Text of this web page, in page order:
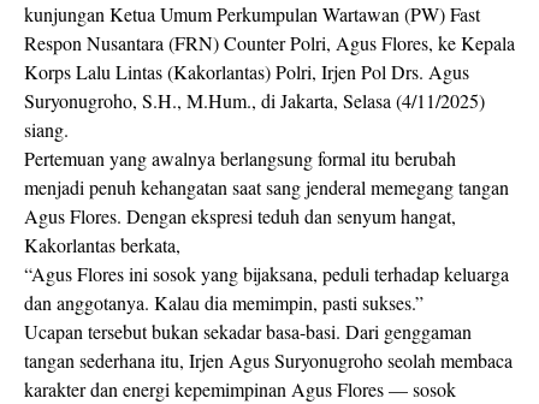
kunjungan Ketua Umum Perkumpulan Wartawan (PW) Fast
Respon Nusantara (FRN) Counter Polri, Agus Flores, ke Kepala
Korps Lalu Lintas (Kakorlantas) Polri, Irjen Pol Drs. Agus
Suryonugroho, S.H., M.Hum., di Jakarta, Selasa (4/11/2025)
siang.
Pertemuan yang awalnya berlangsung formal itu berubah
menjadi penuh kehangatan saat sang jenderal memegang tangan
Agus Flores. Dengan ekspresi teduh dan senyum hangat,
Kakorlantas berkata,
“Agus Flores ini sosok yang bijaksana, peduli terhadap keluarga
dan anggotanya. Kalau dia memimpin, pasti sukses.”
Ucapan tersebut bukan sekadar basa-basi. Dari genggaman
tangan sederhana itu, Irjen Agus Suryonugroho seolah membaca
karakter dan energi kepemimpinan Agus Flores — sosok